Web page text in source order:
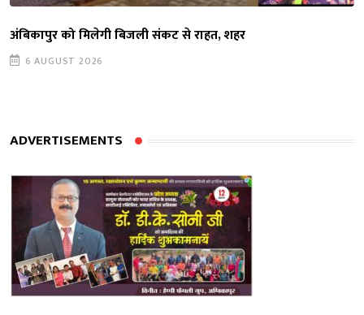
अंबिकापुर को मिलेगी बिजली संकट से राहत, शहर
6 AUGUST 2026
ADVERTISEMENTS